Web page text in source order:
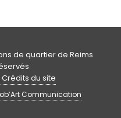
de quartier de Reims
du site
Communication